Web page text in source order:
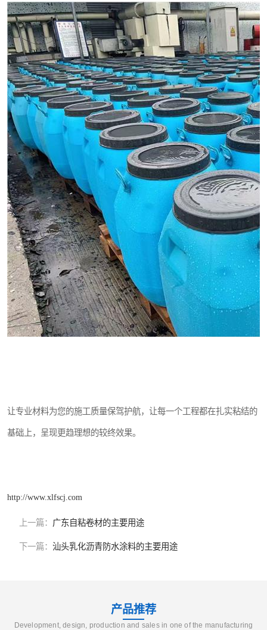
让专业材料为您的施工质量保驾护航，让每一个工程都在扎实粘结的
基础上，呈现更趋理想的较终效果。
http://www.xlfscj.com
上一篇： 广东自粘卷材的主要用途
下一篇： 汕头乳化沥青防水涂料的主要用途
产品推荐
Development, design, production and sales in one of the manufacturing